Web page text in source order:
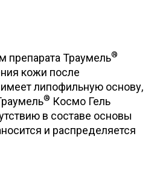
препарата Траумель®
кожи после
липофильную основу,
® Космо Гель
в составе основы
и распределяется